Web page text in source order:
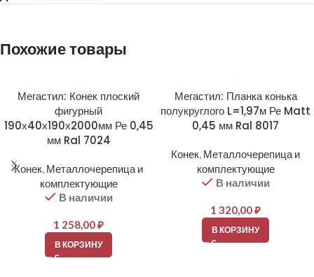
Похожие товары
Мегастил: Конек плоский
фигурный
190х40х190х2000мм Ре 0,45
мм Ral 7024
Конек, Металлочерепица и
комплектующие
В наличии
1 258,00₽
В КОРЗИНУ
Мегастил: Планка конька
полукруглого L=1,97м Ре Matt
0,45 мм Ral 8017
Конек, Металлочерепица и
комплектующие
В наличии
1 320,00₽
В КОРЗИНУ